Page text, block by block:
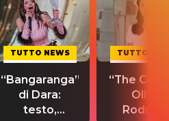
TUTTO NEWS
“Bangaranga”
di Dara:
testo,
TUTTO
“The
Olivia